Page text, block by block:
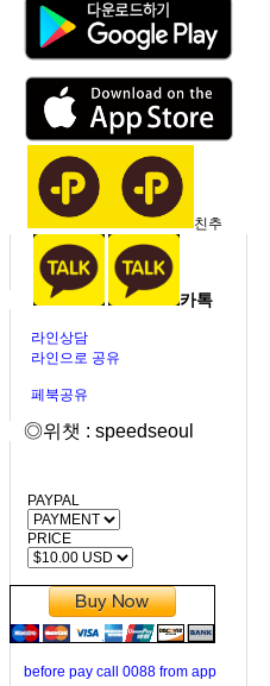
친추
카톡
라인상담
라인으로 공유
페북공유
◎위챗 : speedseoul
PAYPAL
PRICE
before pay call 0088 from app